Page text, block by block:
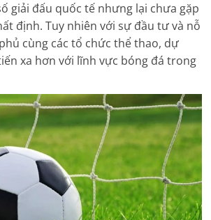
giải đấu quốc tế nhưng lại chưa gặp
định. Tuy nhiên với sự đầu tư và nỗ
cùng các tổ chức thể thao, dự
xa hơn với lĩnh vực bóng đá trong